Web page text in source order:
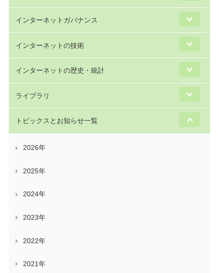
インターネットガバナンス
インターネットの技術
インターネットの歴史・統計
ライブラリ
トピックスとお知らせ一覧
2026年
2025年
2024年
2023年
2022年
2021年